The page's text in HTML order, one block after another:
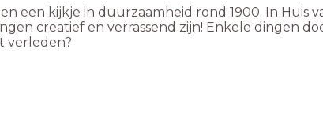
een kijkje in duurzaamheid rond 1900. In
creatief en verrassend zijn! Enkele dingen
verleden?